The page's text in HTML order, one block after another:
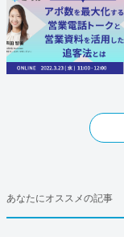
あなたにオススメの記事